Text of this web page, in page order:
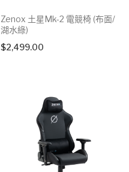
Zenox 土星Mk-2 電競椅 (布面/
湖水綠)
$2,499.00